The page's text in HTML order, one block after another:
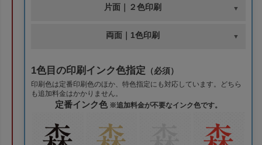
片面｜２色印刷
両面｜1色印刷
1色目の印刷インク色指定 （必須）
印刷色は定番印刷色のほか、特色指定にも対応しています。どちら
も追加料金はかかりません。
定番インク色※追加料金が不要なインク色です。